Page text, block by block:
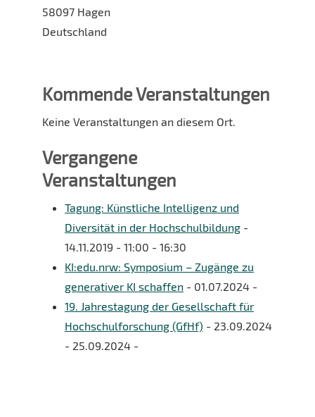
58097 Hagen
Deutschland
Kommende Veranstaltungen
Keine Veranstaltungen an diesem Ort.
Vergangene
Veranstaltungen
Tagung: Künstliche Intelligenz und
Diversität in der Hochschulbildung -
14.11.2019 - 11:00 - 16:30
KI:edu.nrw: Symposium – Zugänge zu
generativer KI schaffen - 01.07.2024 -
19. Jahrestagung der Gesellschaft für
Hochschulforschung (GfHf) - 23.09.2024
- 25.09.2024 -